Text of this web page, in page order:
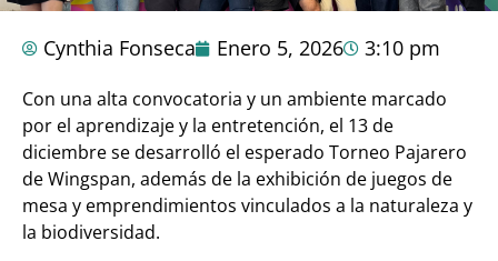
Cynthia Fonseca Enero 5, 2026 3:10 pm
Con una alta convocatoria y un ambiente marcado
por el aprendizaje y la entretención, el 13 de
diciembre se desarrolló el esperado Torneo Pajarero
de Wingspan, además de la exhibición de juegos de
mesa y emprendimientos vinculados a la naturaleza y
la biodiversidad.